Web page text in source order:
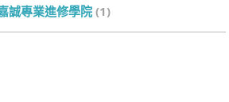
誠專業進修學院 (1)